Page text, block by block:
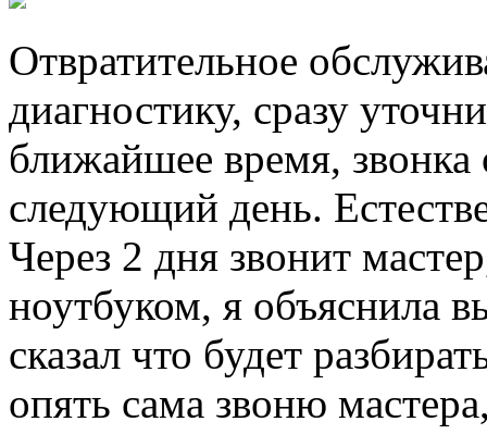
Отвратительное
диагностику, сразу
ближайшее время, звонка
следующий день.
Через 2 дня звонит
ноутбуком, я объяснила
сказал что будет
опять сама звоню